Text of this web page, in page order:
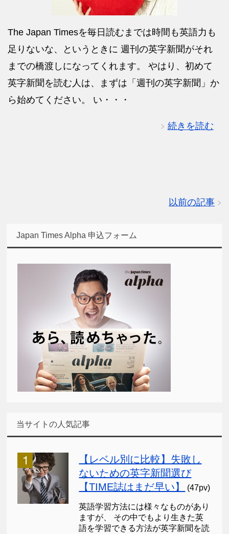
The Japan Timesを毎日読むまでは時間も英語力も
足りないな、というときに 週刊の英字新聞がそれ
までの橋渡しになってくれます。 やはり、初めて
英字新聞を読む人は、まずは「週刊の英字新聞」か
ら始めてください。 い・・・
続きを読む
以前の記事
Japan Times Alpha 申込フォーム
当サイトの人気記事
【レベル別に比較】失敗し
ないための英字新聞選び
【TIME誌はまだ早い】
(47pv)
英語学習方法には様々なものがあり
ますが、 その中でもより生きた英
語を学習できる方法が英字新聞を読